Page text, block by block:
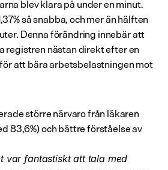
blev klara på under en minut.
så snabba, och mer än hälften
Denna förändring innebär att
registren nästan direkt efter en
att bära arbetsbelastningen mot
större närvaro från läkaren
83,6%) och bättre förståelse av
var fantastiskt att tala med